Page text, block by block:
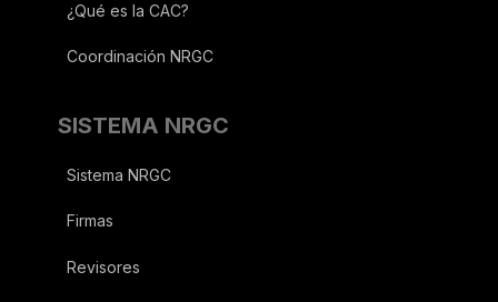
¿Qué es la CAC?
Coordinación NRGC
SISTEMA NRGC
Sistema NRGC
Firmas
Revisores